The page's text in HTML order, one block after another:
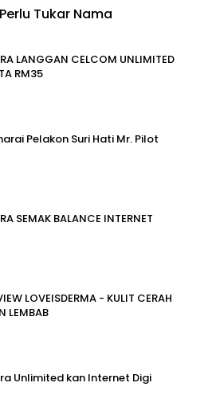
Tukar Nama
LANGGAN CELCOM UNLIMITED
RM35
Pelakon Suri Hati Mr. Pilot
SEMAK BALANCE INTERNET
LOVEISDERMA - KULIT CERAH
LEMBAB
Unlimited kan Internet Digi